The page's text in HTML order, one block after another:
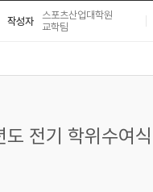
작성자
스포츠산업대학원
교학팀
도 전기 학위수여식